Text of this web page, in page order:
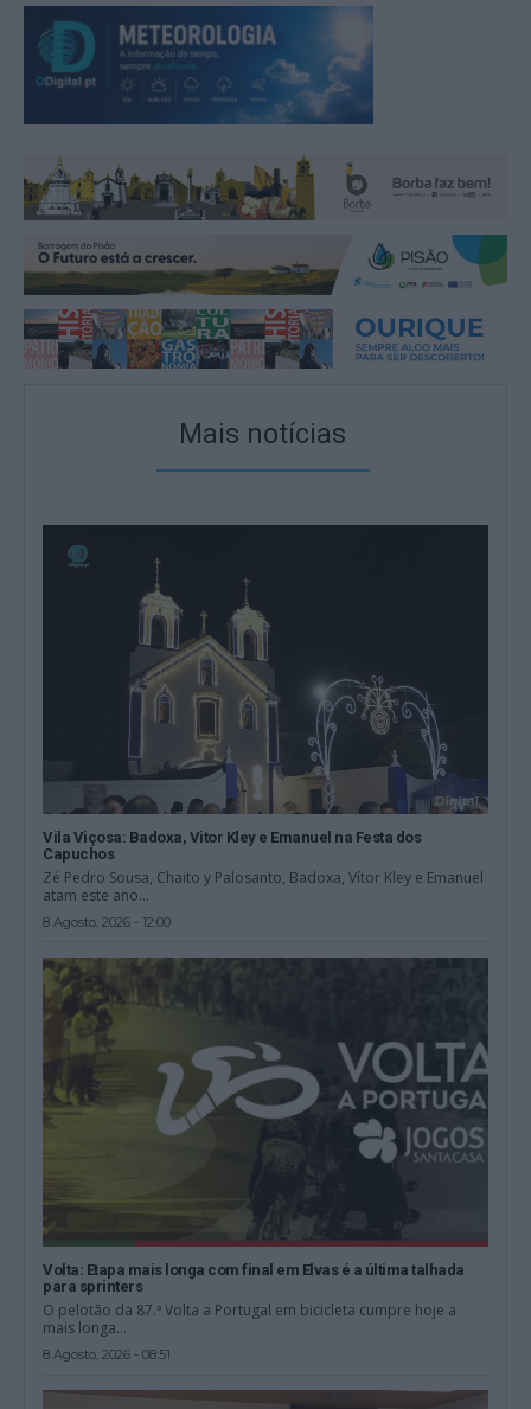
Mais notícias
Vila Viçosa: Badoxa, Vitor Kley e Emanuel na Festa dos
Capuchos
Zé Pedro Sousa, Chaito y Palosanto, Badoxa, Vítor Kley e Emanuel
atam este ano...
8 Agosto, 2026 - 12:00
Volta: Etapa mais longa com final em Elvas é a última talhada
para sprinters
O pelotão da 87.ª Volta a Portugal em bicicleta cumpre hoje a
mais longa...
8 Agosto, 2026 - 08:51